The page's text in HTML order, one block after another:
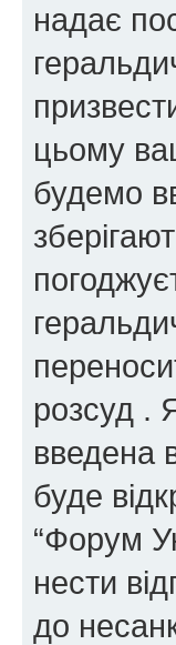
надає
цьому
будемо
розсуд .
введена
буде
“Форум
нести
до